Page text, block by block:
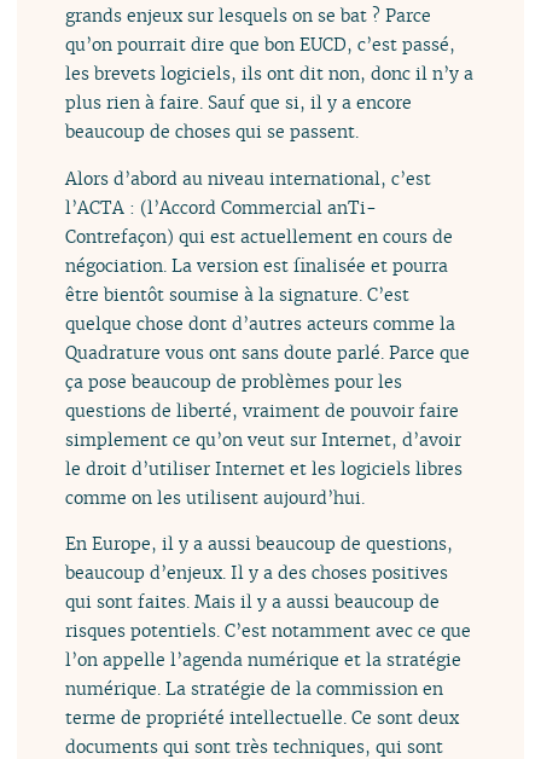
grands enjeux sur lesquels on se bat ? Parce
qu’on pourrait dire que bon EUCD, c’est passé,
les brevets logiciels, ils ont dit non, donc il n’y a
plus rien à faire. Sauf que si, il y a encore
beaucoup de choses qui se passent.
Alors d’abord au niveau international, c’est
l’ACTA : (l’Accord Commercial anTi-
Contrefaçon) qui est actuellement en cours de
négociation. La version est finalisée et pourra
être bientôt soumise à la signature. C’est
quelque chose dont d’autres acteurs comme la
Quadrature vous ont sans doute parlé. Parce que
ça pose beaucoup de problèmes pour les
questions de liberté, vraiment de pouvoir faire
simplement ce qu’on veut sur Internet, d’avoir
le droit d’utiliser Internet et les logiciels libres
comme on les utilisent aujourd’hui.
En Europe, il y a aussi beaucoup de questions,
beaucoup d’enjeux. Il y a des choses positives
qui sont faites. Mais il y a aussi beaucoup de
risques potentiels. C’est notamment avec ce que
l’on appelle l’agenda numérique et la stratégie
numérique. La stratégie de la commission en
terme de propriété intellectuelle. Ce sont deux
documents qui sont très techniques, qui sont